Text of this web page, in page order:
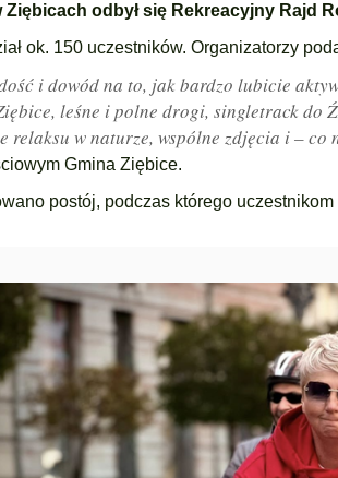
Ziębicach odbył się Rekreacyjny Rajd
ok. 150 uczestników. Organizatorzy
i dowód na to, jak bardzo lubicie
leśne i polne drogi, singletrack
relaksu w naturze, wspólne zdjęcia i –
Gmina Ziębice.
postój, podczas którego